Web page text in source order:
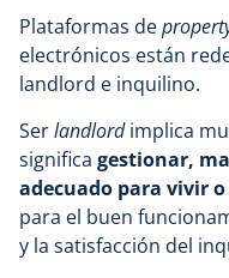
Plataformas de
electrónicos están
landlord e inquilino.
Serlandlordimplica
significa gestionar,
adecuado para vivir
para el buen
y la satisfacción del